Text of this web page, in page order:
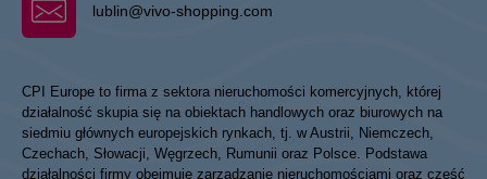
lublin@vivo-shopping.com
CPI Europe to firma z sektora nieruchomości komercyjnych, której
działalność skupia się na obiektach handlowych oraz biurowych na
siedmiu głównych europejskich rynkach, tj. w Austrii, Niemczech,
Czechach, Słowacji, Węgrzech, Rumunii oraz Polsce. Podstawa
działalności firmy obejmuje zarządzanie nieruchomościami oraz część